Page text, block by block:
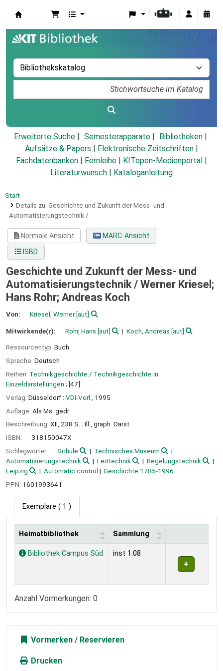
Erweiterte Suche Semesterapparate
Bibliotheken
Aufsätze & Papers
Elektronische Zeitschriften
Fachdatenbanken
Fernleihe KITopen-Medienportal
Literaturwunsch
Kataloganleitung
Start
Details zu: Geschichte und Zukunft der Mess- und
Automatisierungstechnik /
Normale Ansicht
MARC-Ansicht
ISBD
Geschichte und Zukunft der Mess- und
Automatisierungstechnik / Werner Kriesel;
Hans Rohr; Andreas Koch
Von: Kriesel, Werner[aut]
Mitwirkende(r): Rohr, Hans [aut] Koch, Andreas [aut]
Ressourcentyp: Buch
Sprache: Deutsch
Reihen: Technikgeschichte / Technikgeschichte in
Einzeldarstellungen ; [47]
Verlag: Düsseldorf : VDI-Verl.,
1995
Auflage: Als Ms. gedr
Beschreibung: XII, 238 S. : Ill., graph. Darst
ISBN:
318150047X
Schlagwörter:
Schule
Technisches Museum
Automatisierungstechnik
Leittechnik
Regelungstechnik
Leipzig
Automatic control
Geschichte 1785-1996
PPN: 1601993641
Exemplare ( 1 )
Exemplare
Heimatbibliothek Sammlung
Bibliothek Campus Süd inst 1.08
Anzahl Vormerkungen: 0
Vormerken
Drucken